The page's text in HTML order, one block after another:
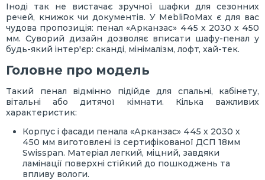
Іноді так не вистачає зручної шафки для сезонних
речей, книжок чи документів. У MebliRoMax є для вас
чудова пропозиція: пенал «Арканзас» 445 х 2030 х 450
мм. Суворий дизайн дозволяє вписати шафу-пенал у
будь-який інтер'єр: сканді, мінімалізм, лофт, хай-тек.
Головне про модель
Такий пенал відмінно підійде для спальні, кабінету,
вітальні або дитячої кімнати. Кілька важливих
характеристик:
Корпус і фасади пенала «Арканзас» 445 х 2030 х
450 мм виготовлені із сертифікованої ДСП 18мм
Swisspan. Матеріал легкий, міцний, завдяки
ламінації поверхні стійкий до пошкоджень та
впливу вологи.